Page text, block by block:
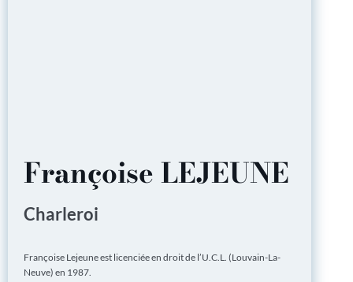
Françoise LEJEUNE
Charleroi
Françoise Lejeune est licenciée en droit de l’U.C.L. (Louvain-La-
Neuve) en 1987.